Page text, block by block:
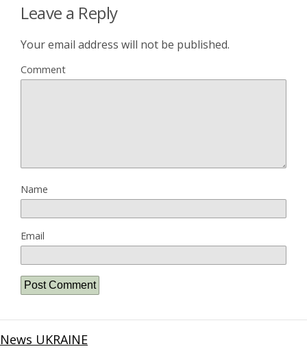
Leave a Reply
Your email address will not be published.
Comment
Name
Email
News UKRAINE